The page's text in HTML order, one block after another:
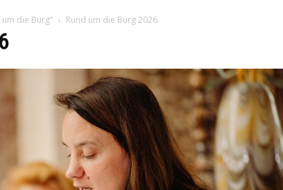
die Burg“ Rund um die Burg 2026